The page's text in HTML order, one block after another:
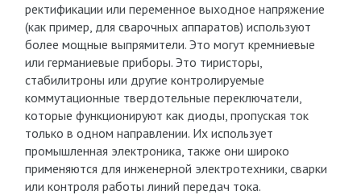
ректификации или переменное выходное напряжение
(как пример, для сварочных аппаратов) используют
более мощные выпрямители. Это могут кремниевые
или германиевые приборы. Это тиристоры,
стабилитроны или другие контролируемые
коммутационные твердотельные переключатели,
которые функционируют как диоды, пропуская ток
только в одном направлении. Их использует
промышленная электроника, также они широко
применяются для инженерной электротехники, сварки
или контроля работы линий передач тока.